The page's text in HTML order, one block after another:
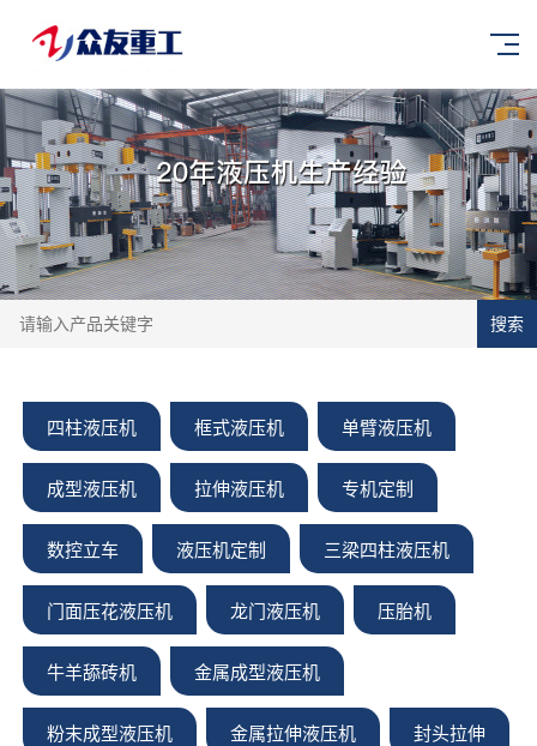
搜索
四柱液压机 框式液压机 单臂液压机
成型液压机 拉伸液压机 专机定制
数控立车 液压机定制 三梁四柱液压机
门面压花液压机 龙门液压机 压胎机
牛羊舔砖机 金属成型液压机
粉末成型液压机 金属拉伸液压机 封头拉伸